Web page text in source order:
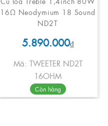
16Ω Neodymium 18 Sound
ND2T
5.890.000₫
Mã: TWEETER ND2T
16OHM
Còn hàng